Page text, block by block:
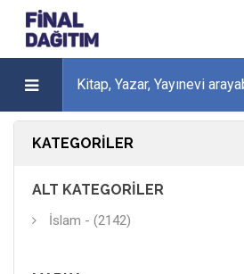
KATEGORILER
ALT KATEGORILER
İslam - (2142)